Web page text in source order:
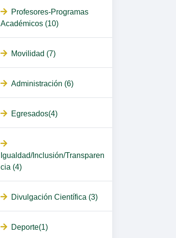
Profesores-Programas
Académicos (10)
Movilidad (7)
Administración (6)
Egresados(4)
Igualdad/Inclusión/Transparen
cia (4)
Divulgación Científica (3)
Deporte(1)